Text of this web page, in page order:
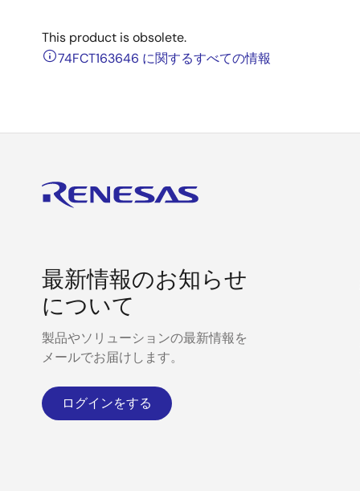
This product is obsolete.
74FCT163646 に関するすべての情報
最新情報のお知らせ
について
製品やソリューションの最新情報を
メールでお届けします。
ログインをする